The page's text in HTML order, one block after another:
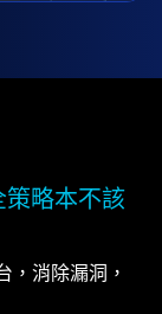
策略本不該
，消除漏洞，